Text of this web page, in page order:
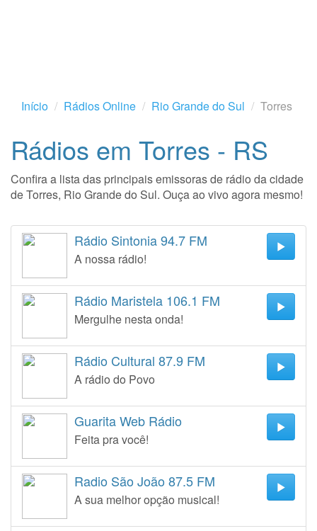
Início Rádios Online Rio Grande do Sul Torres
Rádios em Torres - RS
Confira a lista das principais emissoras de rádio da cidade
de Torres, Rio Grande do Sul. Ouça ao vivo agora mesmo!
Rádio Sintonia 94.7 FM
A nossa rádio!
Rádio Maristela 106.1 FM
Mergulhe nesta onda!
Rádio Cultural 87.9 FM
A rádio do Povo
Guarita Web Rádio
Feita pra você!
Radio São João 87.5 FM
A sua melhor opção musical!